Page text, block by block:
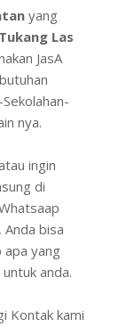
yang
Las
JasA
nya.
ingin
di
Anda bisa
apa yang
anda.
Kontak kami